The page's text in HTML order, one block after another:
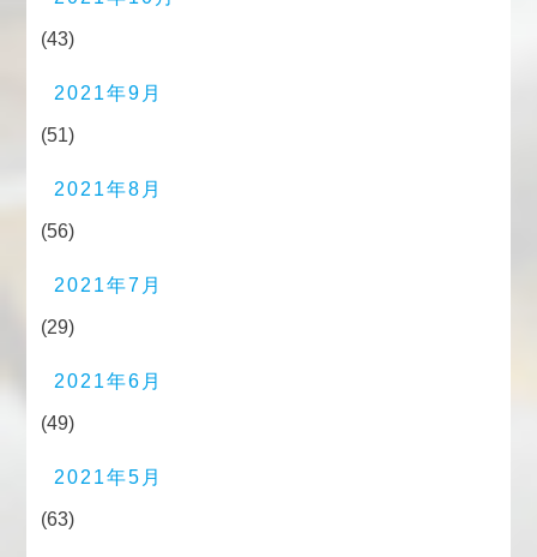
(43)
2021年9月
(51)
2021年8月
(56)
2021年7月
(29)
2021年6月
(49)
2021年5月
(63)